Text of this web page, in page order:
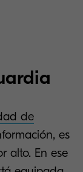
de
es
alto. En ese